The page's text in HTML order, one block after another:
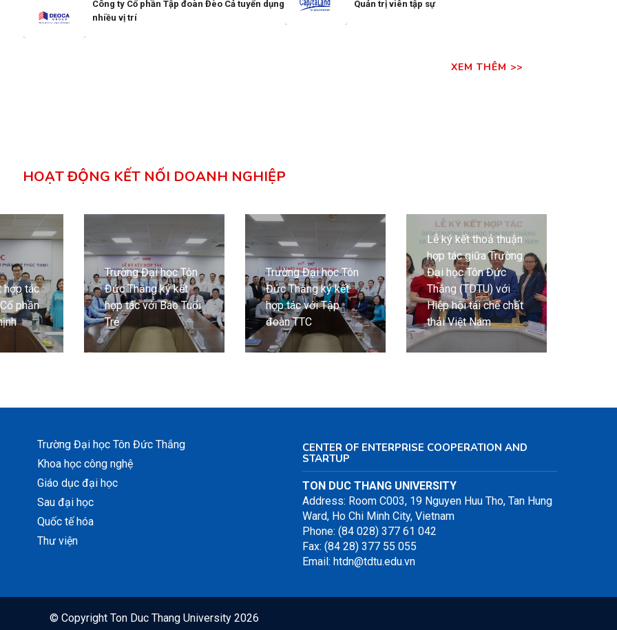
Công ty Cổ phần Tập đoàn Đèo Cả tuyển dụng
nhiều vị trí
Quản trị viên tập sự
XEM THÊM >>
HOẠT ĐỘNG KẾT NỐI DOANH NGHIỆP
hợp tác
phần
Trường Đại học Tôn
Đức Thắng ký kết
hợp tác với Báo Tuổi
Trẻ
Trường Đại học Tôn
Đức Thắng ký kết
hợp tác với Tập
đoàn TTC
Lễ ký kết thoả thuận
hợp tác giữa Trường
Đại học Tôn Đức
Thắng (TDTU) với
Hiệp hội tái chế chất
thải Việt Nam
Trường Đại học Tôn Đức Thắng
Khoa học công nghệ
Giáo dục đại học
Sau đại học
Quốc tế hóa
Thư viện
CENTER OF ENTERPRISE COOPERATION AND
STARTUP
TON DUC THANG UNIVERSITY
Address: Room C003, 19 Nguyen Huu Tho, Tan Hung
Ward, Ho Chi Minh City, Vietnam
Phone: (84 028) 377 61 042
Fax: (84 28) 377 55 055
Email: htdn@tdtu.edu.vn
© Copyright Ton Duc Thang University 2026